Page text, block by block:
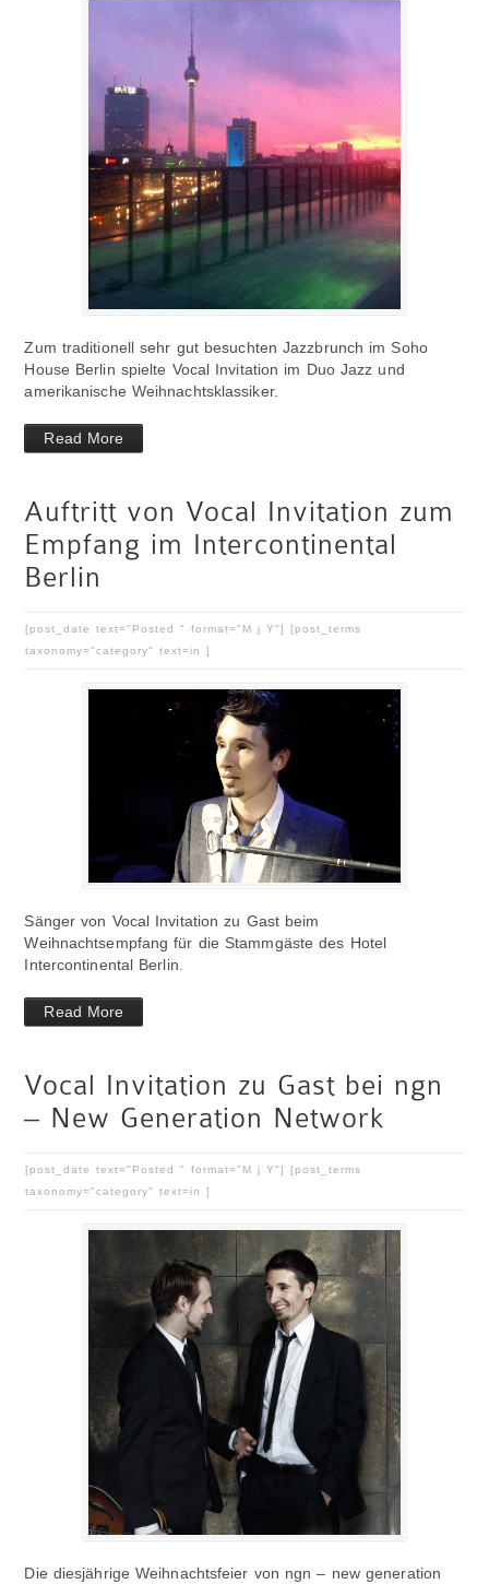
Zum traditionell sehr gut besuchten Jazzbrunch im Soho
House Berlin spielte Vocal Invitation im Duo Jazz und
amerikanische Weihnachtsklassiker.
Read More
Auftritt von Vocal Invitation zum
Empfang im Intercontinental
Berlin
[post_date text="Posted " format="M j Y"] [post_terms
taxonomy="category" text=in ]
Sänger von Vocal Invitation zu Gast beim
Weihnachtsempfang für die Stammgäste des Hotel
Intercontinental Berlin.
Read More
Vocal Invitation zu Gast bei ngn
– New Generation Network
[post_date text="Posted " format="M j Y"] [post_terms
taxonomy="category" text=in ]
Die diesjährige Weihnachtsfeier von ngn – new generation